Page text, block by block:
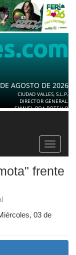
AGOSTO DE 2026
CIUDAD VALLES, S.L.P.
DIRECTOR GENERAL.
SAMUEL ROA BOTELLO
Toggle
frente
03 de